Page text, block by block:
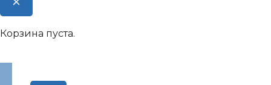
Корзина пуста.